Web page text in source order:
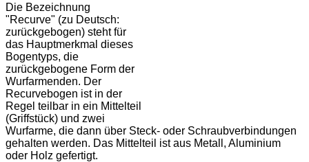
Die Bezeichnung
"Recurve" (zu Deutsch:
zurückgebogen) steht für
das Hauptmerkmal dieses
Bogentyps, die
zurückgebogene Form der
Wurfarmenden. Der
Recurvebogen ist in der
Regel teilbar in ein Mittelteil
(Griffstück) und zwei
Wurfarme, die dann über Steck- oder Schraubverbindungen
gehalten werden. Das Mittelteil ist aus Metall, Aluminium
oder Holz gefertigt.